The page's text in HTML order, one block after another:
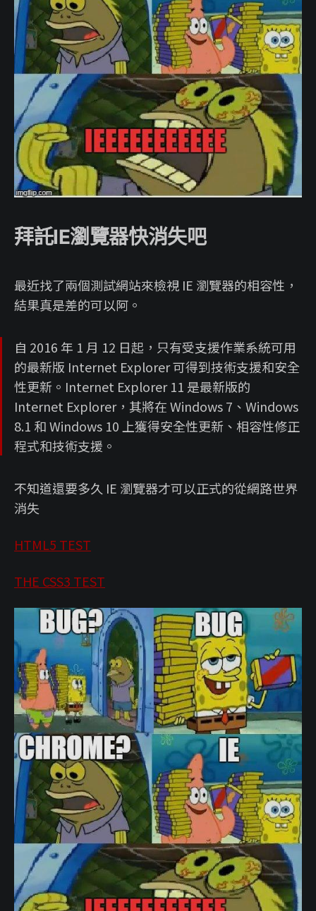
拜託IE瀏覽器快消失吧
最近找了兩個測試網站來檢視 IE 瀏覽器的相容性，
結果真是差的可以阿。
自 2016 年 1 月 12 日起，只有受支援作業系統可用
的最新版 Internet Explorer 可得到技術支援和安全
性更新。Internet Explorer 11 是最新版的
Internet Explorer，其將在 Windows 7、Windows
8.1 和 Windows 10 上獲得安全性更新、相容性修正
程式和技術支援。
不知道還要多久 IE 瀏覽器才可以正式的從網路世界
消失
HTML5 TEST
THE CSS3 TEST